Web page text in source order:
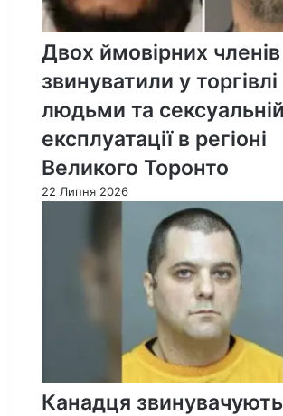
Двох ймовірних
звинуватили у торгівлі
людьми та сексуальній
експлуатації в регіоні
Великого Торонто
22 Липня 2026
Канадця